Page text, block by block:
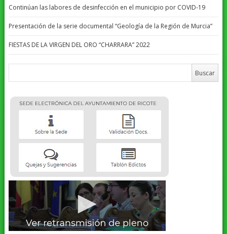
Continúan las labores de desinfección en el municipio por COVID-19
Presentación de la serie documental “Geología de la Región de Murcia”
FIESTAS DE LA VIRGEN DEL ORO “CHARRARA” 2022